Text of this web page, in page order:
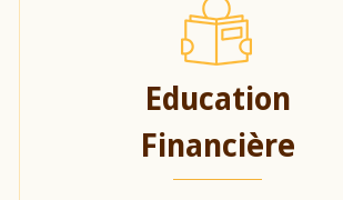
Education
Financière